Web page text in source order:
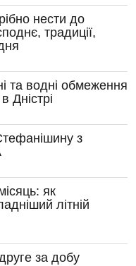
нести до
традиції,
та водні обмеження
Дністрі
з
як
літній
за добу